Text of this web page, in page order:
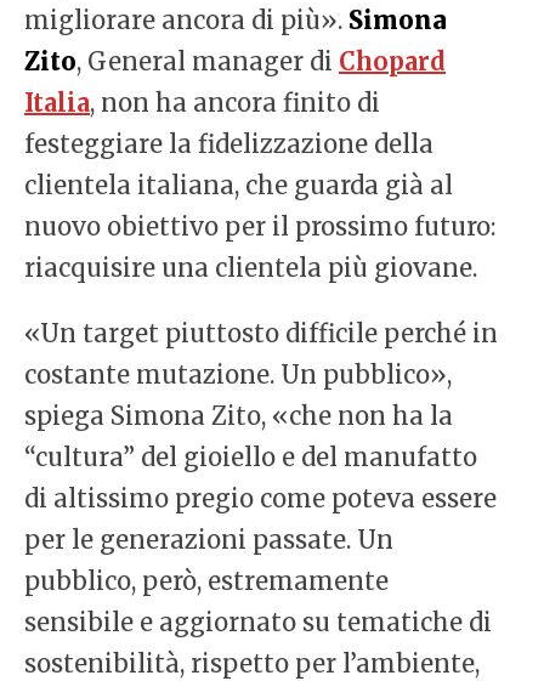
migliorare ancora di più». Simona
Zito, General manager di Chopard
Italia, non ha ancora finito di
festeggiare la fidelizzazione della
clientela italiana, che guarda già al
nuovo obiettivo per il prossimo futuro:
riacquisire una clientela più giovane.
«Un target piuttosto difficile perché in
costante mutazione. Un pubblico»,
spiega Simona Zito, «che non ha la
“cultura” del gioiello e del manufatto
di altissimo pregio come poteva essere
per le generazioni passate. Un
pubblico, però, estremamente
sensibile e aggiornato su tematiche di
sostenibilità, rispetto per l’ambiente,